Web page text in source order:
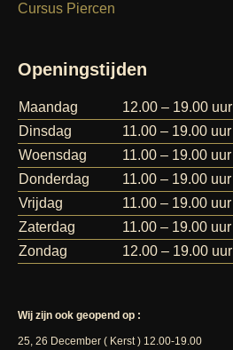
Cursus Piercen
Openingstijden
Maandag
12.00 – 19.00 uur
Dinsdag
11.00 – 19.00 uur
Woensdag
11.00 – 19.00 uur
Donderdag
11.00 – 19.00 uur
Vrijdag
11.00 – 19.00 uur
Zaterdag
11.00 – 19.00 uur
Zondag
12.00 – 19.00 uur
Wij zijn ook geopend op :
25, 26 December ( Kerst ) 12.00-19.00